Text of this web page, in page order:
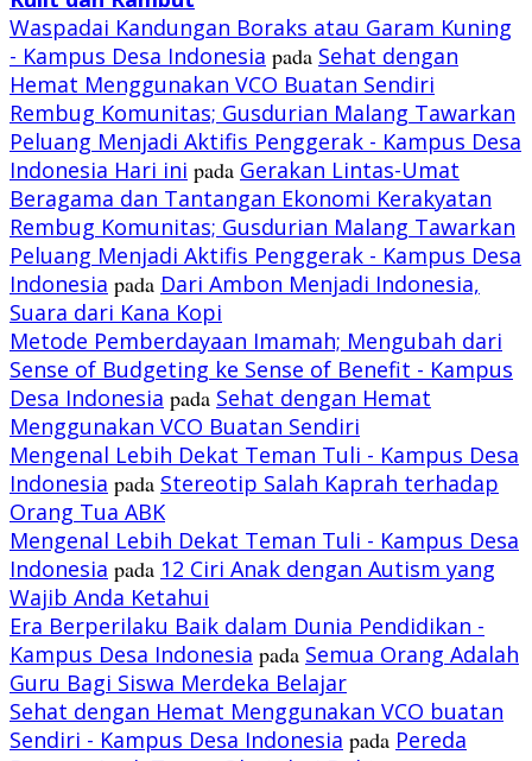
Waspadai Kandungan Boraks atau Garam Kuning
- Kampus Desa Indonesia pada Sehat dengan
Hemat Menggunakan VCO Buatan Sendiri
Rembug Komunitas; Gusdurian Malang Tawarkan
Peluang Menjadi Aktifis Penggerak - Kampus Desa
Indonesia Hari ini pada Gerakan Lintas-Umat
Beragama dan Tantangan Ekonomi Kerakyatan
Rembug Komunitas; Gusdurian Malang Tawarkan
Peluang Menjadi Aktifis Penggerak - Kampus Desa
Indonesia pada Dari Ambon Menjadi Indonesia,
Suara dari Kana Kopi
Metode Pemberdayaan Imamah; Mengubah dari
Sense of Budgeting ke Sense of Benefit - Kampus
Desa Indonesia pada Sehat dengan Hemat
Menggunakan VCO Buatan Sendiri
Mengenal Lebih Dekat Teman Tuli - Kampus Desa
Indonesia pada Stereotip Salah Kaprah terhadap
Orang Tua ABK
Mengenal Lebih Dekat Teman Tuli - Kampus Desa
Indonesia pada 12 Ciri Anak dengan Autism yang
Wajib Anda Ketahui
Era Berperilaku Baik dalam Dunia Pendidikan -
Kampus Desa Indonesia pada Semua Orang Adalah
Guru Bagi Siswa Merdeka Belajar
Sehat dengan Hemat Menggunakan VCO buatan
Sendiri - Kampus Desa Indonesia pada Pereda